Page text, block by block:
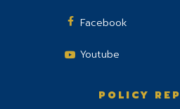
Facebook
Youtube
POLICY